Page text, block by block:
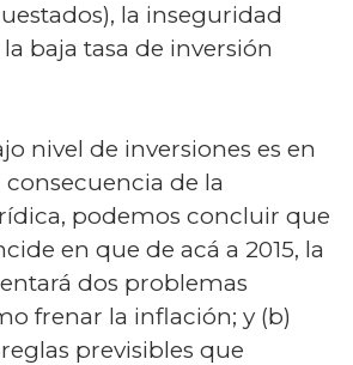
la inseguridad
la baja tasa de inversión
nivel de inversiones es en
de la
podemos concluir que
en que de acá a 2015, la
dos problemas
frenar la inflación; y (b)
previsibles que